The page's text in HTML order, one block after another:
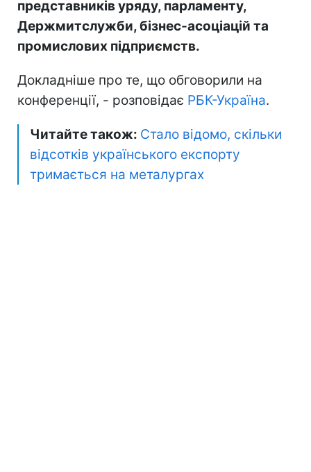
представників уряду, парламенту,
Держмитслужби, бізнес-асоціацій та
промислових підприємств.
Докладніше про те, що обговорили на
конференції, - розповідає РБК-Україна.
Читайте також: Стало відомо, скільки
відсотків українського експорту
тримається на металургах